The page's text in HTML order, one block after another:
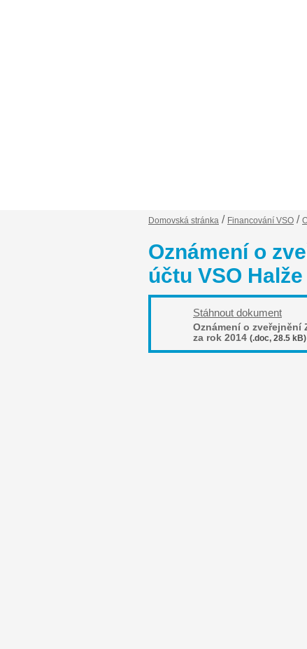
Domovská stránka / Financování VSO /
Oznámení o
účtu VSO
Stáhnout dokument
Oznámení o zveřejnění
za rok 2014 (.doc, 28.5 kB)